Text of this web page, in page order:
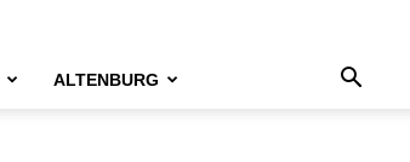
ALTENBURG